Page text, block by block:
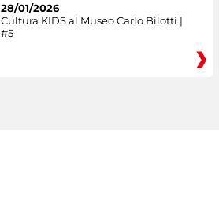
28/01/2026
Cultura KIDS al Museo Carlo Bilotti |
#5